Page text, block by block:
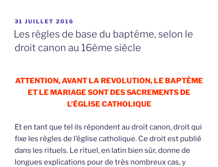
PUBLIÉ
LE
31 JUILLET 2016
Les règles de base du baptême, selon le
droit canon au 16ème siècle
ATTENTION, AVANT LA REVOLUTION, LE BAPTÊME
ET LE MARIAGE SONT DES SACREMENTS DE
L’ÉGLISE CATHOLIQUE
Et en tant que tel ils répondent au droit canon, droit qui
fixe les règles de l’église catholique. Ce droit est publié
dans les rituels. Le rituel, en latin bien sûr, donne de
longues explications pour de très nombreux cas, y